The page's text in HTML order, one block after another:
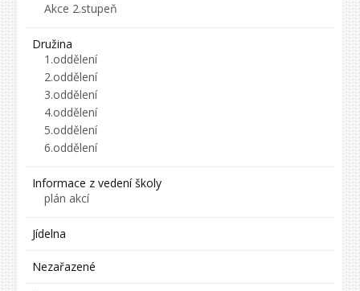
Akce 2.stupeň
Družina
1.oddělení
2.oddělení
3.oddělení
4.oddělení
5.oddělení
6.oddělení
Informace z vedení školy
plán akcí
Jídelna
Nezařazené